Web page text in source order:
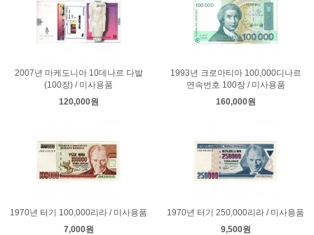
2007년 마케도니아 10데나르 다발
(100장) / 미사용품
120,000원
1993년 크로아티아 100,000디나르
연속번호 100장 / 미사용품
160,000원
1970년 터기 100,000리라 / 미사용품
7,000원
1970년 터기 250,000리라 / 미사용품
9,500원